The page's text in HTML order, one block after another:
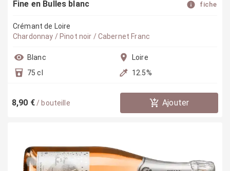
Fine en Bulles blanc fiche
Crémant de Loire
Chardonnay / Pinot noir / Cabernet Franc
Blanc
Loire
75 cl
12.5%
8,90 €/ bouteille Ajouter